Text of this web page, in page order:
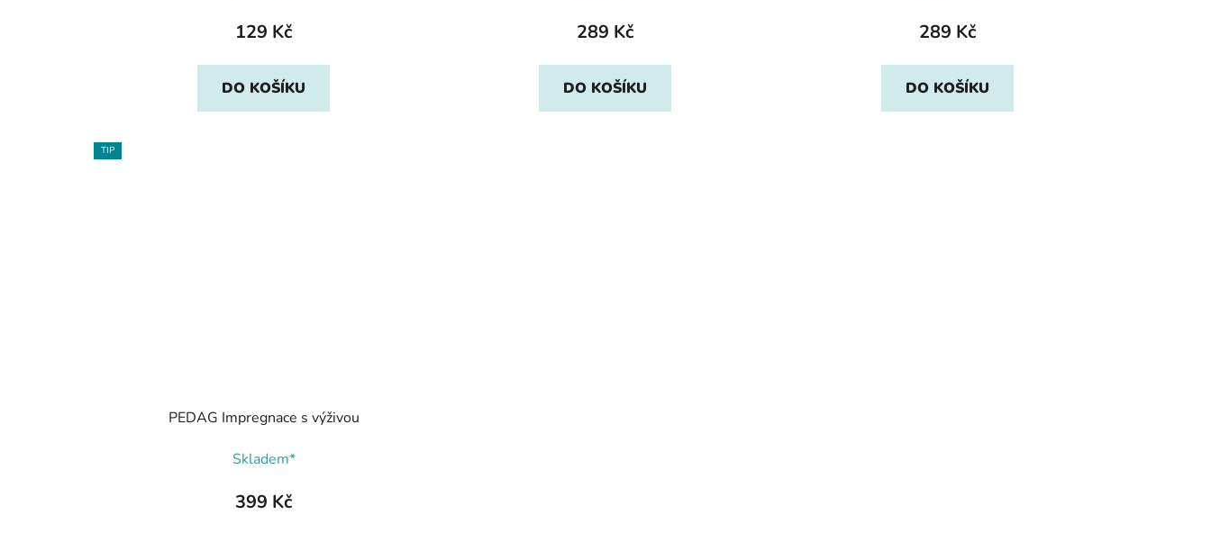
129 Kč
DO KOŠÍKU
289 Kč
DO KOŠÍKU
289 Kč
DO KOŠÍKU
TIP
PEDAG Impregnace s výživou
Skladem*
399 Kč